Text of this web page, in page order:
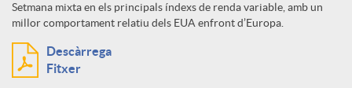
Setmana mixta en els principals índexs de renda variable, amb un
millor comportament relatiu dels EUA enfront d’Europa.
Descàrrega
Fitxer